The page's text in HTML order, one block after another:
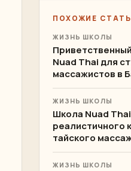
ПОХОЖИЕ
ЖИЗНЬ ШКОЛЫ
Nuad Thai для
массажистов в
ЖИЗНЬ ШКОЛЫ
Школа Nuad
реалистичного
тайского
ЖИЗНЬ ШКОЛЫ